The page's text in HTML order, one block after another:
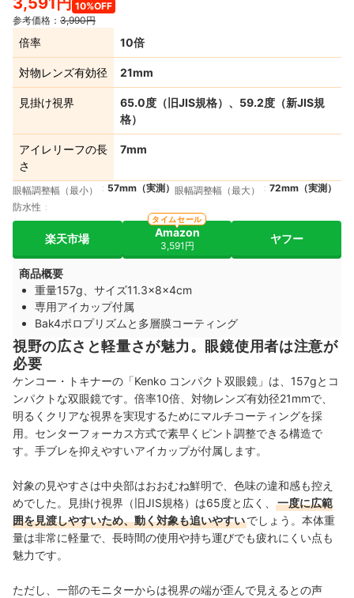
10%OFF
参考価格： 3,990円
倍率 10倍
対物レンズ有効径 21mm
見掛け視界
65.0度（旧JIS規格）、59.2度（新JIS規
格）
アイレリーフの長
さ
7mm
眼幅調整幅（最小） 57mm（実測） 眼幅調整幅（最大）
72mm（実測）
防水性
楽天市場 Amazon
3,591円
タイムセール
ヤフー
商品概要
重量157g、サイズ11.3×8×4cm
専用アイカップ付属
Bak4ポロプリズムと多層膜コーティング
視野の広さと軽量さが魅力。眼鏡使用者は注意が
必要
ケンコー・トキナーの「Kenko コンパクト双眼鏡」は、157gとコ
ンパクトな双眼鏡です。倍率10倍、対物レンズ有効径21mmで、
明るくクリアな視界を実現するためにマルチコーティングを採
用。センターフォーカス方式で素早くピント調整できる構造で
す。手ブレを抑えやすいアイカップが付属します。
対象の見やすさは中央部はおおむね鮮明で、色味の違和感も控え
めでした。見掛け視界（旧JIS規格）は65度と広く、
一度に広範
囲を見渡しやすいため、動く対象も追いやすいでしょう。本体重
量は非常に軽量で、長時間の使用や持ち運びでも疲れにくい点も
魅力です。
ただし、一部のモニターからは視界の端が歪んで見えるとの声